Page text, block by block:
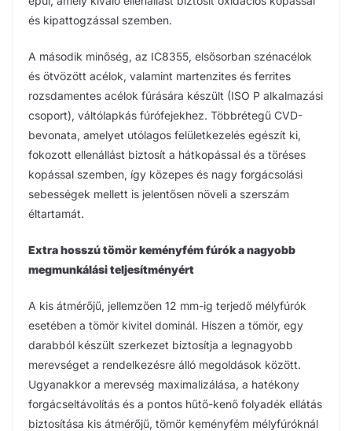
és kipattogzással szemben.
A második minőség, az IC8355, elsősorban szénacélok
és ötvözött acélok, valamint martenzites és ferrites
rozsdamentes acélok fúrására készült (ISO P alkalmazási
csoport), váltólapkás fúrófejekhez. Többrétegű CVD-
bevonata, amelyet utólagos felületkezelés egészít ki,
fokozott ellenállást biztosít a hátkopással és a töréses
kopással szemben, így közepes és nagy forgácsolási
sebességek mellett is jelentősen növeli a szerszám
éltartamát.
Extra hosszú tömör keményfém fúrók a nagyobb
megmunkálási teljesítményért
A kis átmérőjű, jellemzően 12 mm-ig terjedő mélyfúrók
esetében a tömör kivitel dominál. Hiszen a tömör, egy
darabból készült szerkezet biztosítja a legnagyobb
merevséget a rendelkezésre álló megoldások között.
Ugyanakkor a merevség maximalizálása, a hatékony
forgácseltávolítás és a pontos hűtő-kenő folyadék ellátás
biztosítása kis átmérőjű, tömör keményfém mélyfúróknál